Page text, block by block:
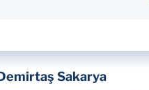
Sakarya